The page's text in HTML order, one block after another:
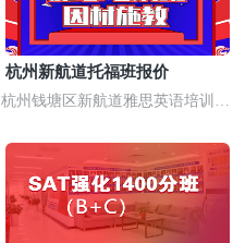
杭州新航道托福班报价
杭州钱塘区新航道雅思英语培训